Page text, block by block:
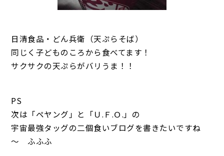
日清食品・どん兵衛（天ぷらそば）
同じく子どものころから食べてます！
サクサクの天ぷらがバリうま！！
PS
次は「ペヤング」と「Ｕ.Ｆ.Ｏ.」の
宇宙最強タッグの二個食いブログを書きたいですね
～ ふふふ